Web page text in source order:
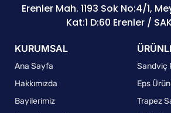
Erenler Mah. 1193 Sok No:4/1,
Kat:1 D:60 Erenler /
KURUMSAL
Ana Sayfa
Hakkımızda
Bayilerimiz
Sandviç
Eps
Trapez